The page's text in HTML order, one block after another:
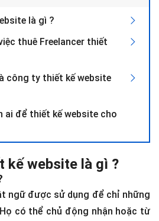
là gì ?
thuê Freelancer thiết
công ty thiết kế website
ai để thiết kế website cho
kế website là gì ?
ngữ được sử dụng để chỉ những
có thể chủ động nhận hoặc từ